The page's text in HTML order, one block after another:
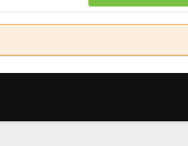
Даффи Дак: